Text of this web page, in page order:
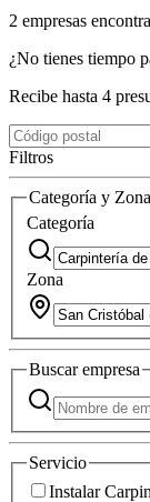
2 empresas
¿No tienes tiempo
Recibe hasta 4
Filtros
Categoría y Zona
Categoría
Zona
Buscarempresa
Servicio
Instalar